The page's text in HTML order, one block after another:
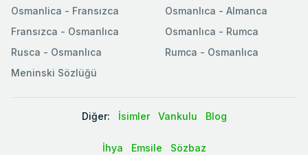
Osmanlica - Fransızca
Fransızca - Osmanlıca
Rusca - Osmanlıca
Meninski Sözlüğü
Osmanlıca - Almanca
Osmanlıca - Rumca
Rumca - Osmanlıca
Diğer: İsimler Vankulu Blog
İhya Emsile Sözbaz